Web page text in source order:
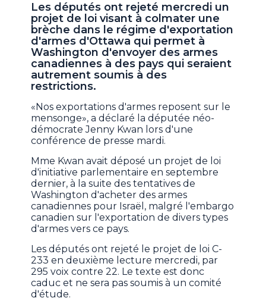
Les députés ont rejeté mercredi un
projet de loi visant à colmater une
brèche dans le régime d'exportation
d'armes d'Ottawa qui permet à
Washington d'envoyer des armes
canadiennes à des pays qui seraient
autrement soumis à des
restrictions.
«Nos exportations d'armes reposent sur le
mensonge», a déclaré la députée néo-
démocrate Jenny Kwan lors d'une
conférence de presse mardi.
Mme Kwan avait déposé un projet de loi
d'initiative parlementaire en septembre
dernier, à la suite des tentatives de
Washington d'acheter des armes
canadiennes pour Israël, malgré l'embargo
canadien sur l'exportation de divers types
d'armes vers ce pays.
Les députés ont rejeté le projet de loi C-
233 en deuxième lecture mercredi, par
295 voix contre 22. Le texte est donc
caduc et ne sera pas soumis à un comité
d'étude.